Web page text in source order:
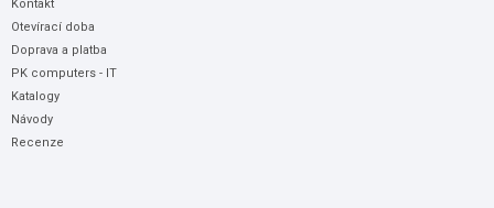
Kontakt
Otevírací doba
Doprava a platba
PK computers - IT
Katalogy
Návody
Recenze